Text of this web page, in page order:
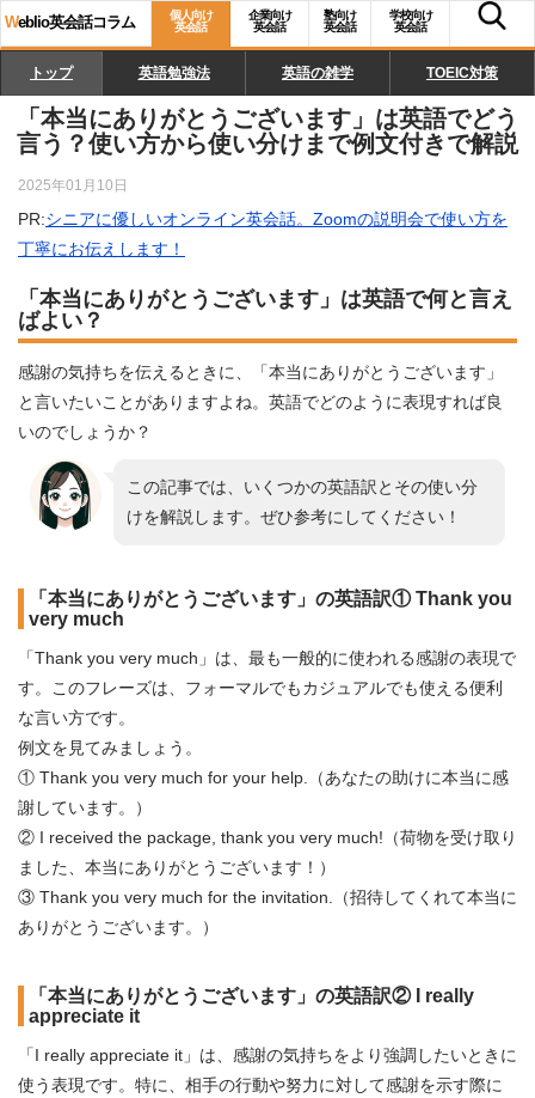
Weblio英会話コラム
個人向け
英会話
企業向け
英会話
塾向け
英会話
学校向け
英会話
トップ 英語勉強法 英語の雑学 TOEIC対策
「本当にありがとうございます」は英語でどう
言う？使い方から使い分けまで例文付きで解説
2025年01月10日
PR:シニアに優しいオンライン英会話。Zoomの説明会で使い方を
丁寧にお伝えします！
「本当にありがとうございます」は英語で何と言え
ばよい？
感謝の気持ちを伝えるときに、「本当にありがとうございます」
と言いたいことがありますよね。英語でどのように表現すれば良
いのでしょうか？
この記事では、いくつかの英語訳とその使い分
けを解説します。ぜひ参考にしてください！
「本当にありがとうございます」の英語訳① Thank you
very much
「Thank you very much」は、最も一般的に使われる感謝の表現で
す。このフレーズは、フォーマルでもカジュアルでも使える便利
な言い方です。
例文を見てみましょう。
① Thank you very much for your help.（あなたの助けに本当に感
謝しています。）
② I received the package, thank you very much!（荷物を受け取り
ました、本当にありがとうございます！）
③ Thank you very much for the invitation.（招待してくれて本当に
ありがとうございます。）
「本当にありがとうございます」の英語訳② I really
appreciate it
「I really appreciate it」は、感謝の気持ちをより強調したいときに
使う表現です。特に、相手の行動や努力に対して感謝を示す際に